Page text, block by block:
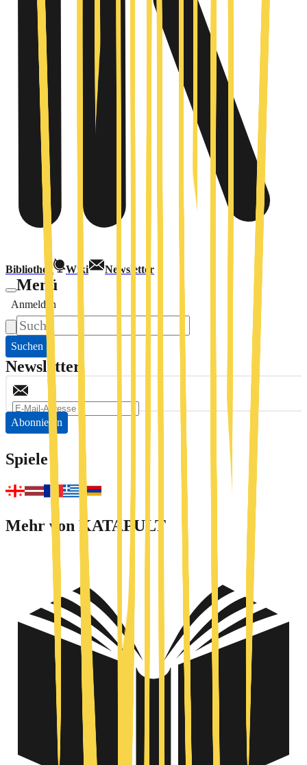
Bibliothek Wiki Newsletter
Menü
Anmelden
Suchen
Newsletter
Abonnieren
Spiele
Mehr von KATAPULT